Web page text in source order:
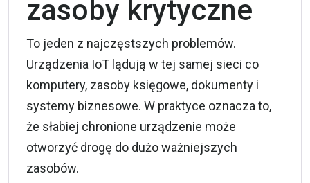
zasoby krytyczne
To jeden z najczęstszych problemów.
Urządzenia IoT lądują w tej samej sieci co
komputery, zasoby księgowe, dokumenty i
systemy biznesowe. W praktyce oznacza to,
że słabiej chronione urządzenie może
otworzyć drogę do dużo ważniejszych
zasobów.